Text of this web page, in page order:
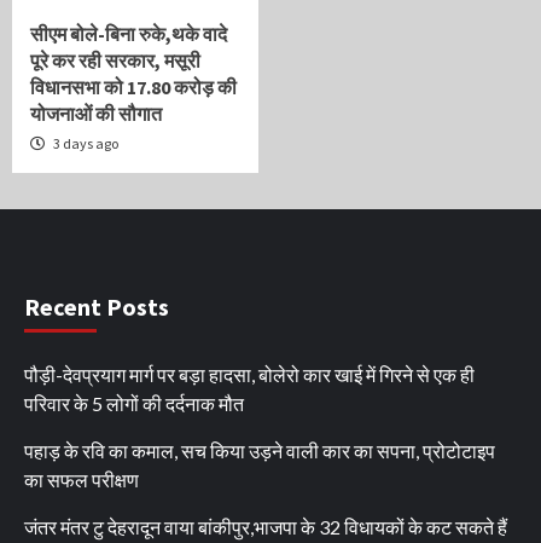
सीएम बोले-बिना रुके,थके वादे
पूरे कर रही सरकार, मसूरी
विधानसभा को 17.80 करोड़ की
योजनाओं की सौगात
3 days ago
Recent Posts
पौड़ी-देवप्रयाग मार्ग पर बड़ा हादसा, बोलेरो कार खाई में गिरने से एक ही
परिवार के 5 लोगों की दर्दनाक मौत
पहाड़ के रवि का कमाल, सच किया उड़ने वाली कार का सपना, प्रोटोटाइप
का सफल परीक्षण
जंतर मंतर टु देहरादून वाया बांकीपुर,भाजपा के 32 विधायकों के कट सकते हैं